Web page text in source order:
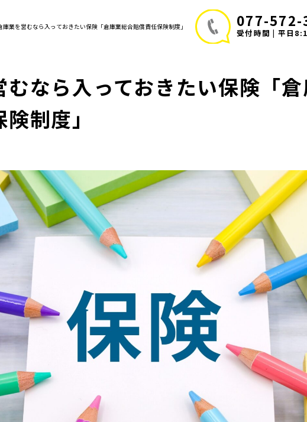
庫業を営むなら入っておきたい保険「倉庫業総合賠償責任保険制度」 077-572-
受付時間 | 平日
むなら入っておきたい保険「
制度」